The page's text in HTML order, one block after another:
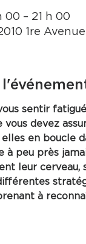
00 – 21 h 00
1re
sentir
vous devez
en boucle
à peu près
leur
à